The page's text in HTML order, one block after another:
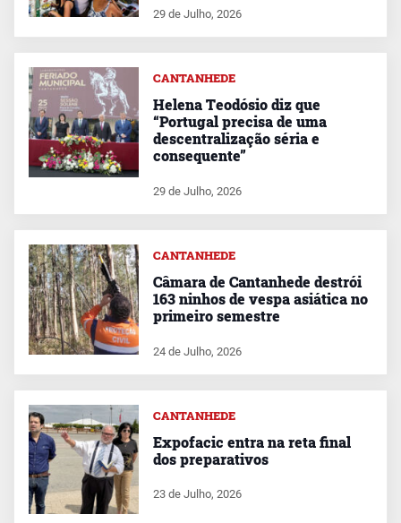
29 de Julho, 2026
CANTANHEDE
Helena Teodósio diz que
“Portugal precisa de uma
descentralização séria e
consequente”
29 de Julho, 2026
CANTANHEDE
Câmara de Cantanhede destrói
163 ninhos de vespa asiática no
primeiro semestre
24 de Julho, 2026
CANTANHEDE
Expofacic entra na reta final
dos preparativos
23 de Julho, 2026